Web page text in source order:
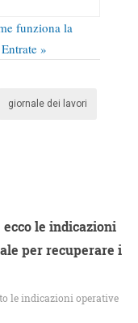
funziona la
»
giornale dei lavori
le indicazioni
per recuperare i
le indicazioni operative